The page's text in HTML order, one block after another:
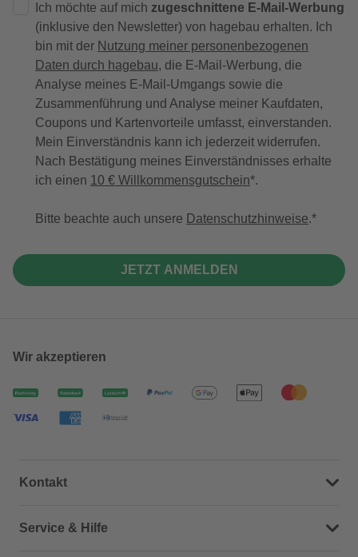
Ich möchte auf mich zugeschnittene E-Mail-Werbung
(inklusive den Newsletter) von hagebau erhalten. Ich
bin mit der Nutzung meiner personenbezogenen
Daten durch hagebau, die E-Mail-Werbung, die
Analyse meines E-Mail-Umgangs sowie die
Zusammenführung und Analyse meiner Kaufdaten,
Coupons und Kartenvorteile umfasst, einverstanden.
Mein Einverständnis kann ich jederzeit widerrufen.
Nach Bestätigung meines Einverständnisses erhalte
ich einen 10 € Willkommensgutschein*.
Bitte beachte auch unsere Datenschutzhinweise.
JETZT ANMELDEN
Wir akzeptieren
Kontakt
Dein Kontakt zu uns
Service & Hilfe